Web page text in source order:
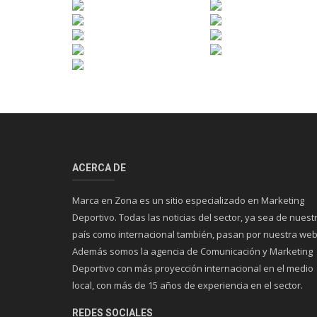
ACERCA DE
Marca en Zona es un sitio especializado en Marketing
Deportivo. Todas las noticias del sector, ya sea de
país como internacional también, pasan por nuestra
Además somos la agencia de Comunicación y Marketing
Deportivo con más proyección internacional en el medio
local, con más de 15 años de experiencia en el sector.
REDES SOCIALES